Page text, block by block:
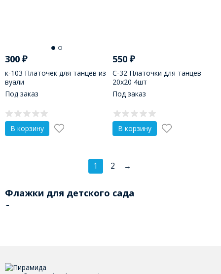
300 ₽
к-103 Платочек для танцев из
вуали
Под заказ
В корзину
550₽
С-32 Платочки для танцев
20х20 4шт
Под заказ
В корзину
1 2 →
Флажки для детского сада
Яркие разноцветные гирлянды и ленточки
продаже все разновидности атрибутики для ДОУ в